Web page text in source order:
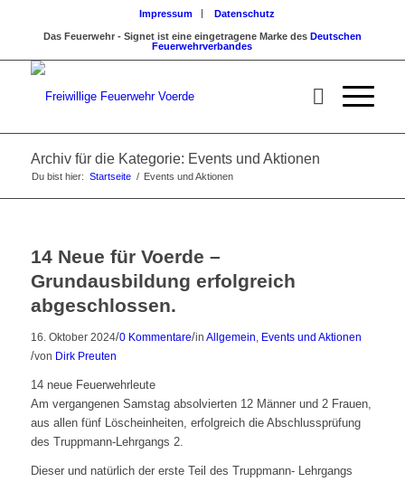
Impressum Datenschutz
Das Feuerwehr - Signet ist eine eingetragene Marke des Deutschen
Feuerwehrverbandes
Archiv für die Kategorie: Events und Aktionen
Du bist hier: Startseite / Events und Aktionen
14 Neue für Voerde –
Grundausbildung erfolgreich
abgeschlossen.
16. Oktober 2024/0 Kommentare/in Allgemein Events und Aktionen
/von Dirk Preuten
14 neue Feuerwehrleute
Am vergangenen Samstag absolvierten 12 Männer und 2 Frauen,
aus allen fünf Löscheinheiten, erfolgreich die Abschlussprüfung
des Truppmann-Lehrgangs 2.
Dieser und natürlich der erste Teil des Truppmann- Lehrgangs